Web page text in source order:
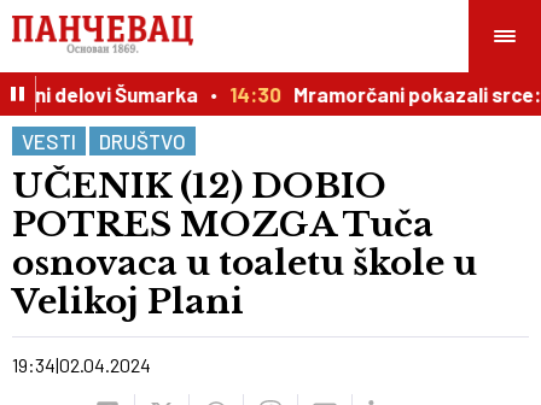
delovi Šumarka 14:30 Mramorčani pokazali srce:
VESTI
DRUŠTVO
UČENIK (12) DOBIO
POTRES MOZGA Tuča
osnovaca u toaletu škole u
Velikoj Plani
19:34 02.04.2024